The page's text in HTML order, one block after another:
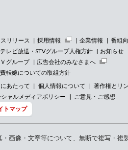
リリース 採用情報 企業情報
番組
レビ放送・STVグループ人権方針
お知らせ
グループ
広告会社のみなさまへ
転嫁についての取組方針
あたって 個人情報について
著作権とリ
シャルメディアポリシー
ご意見・ご感想
トマップ
画像・文章等について、無断で複写・